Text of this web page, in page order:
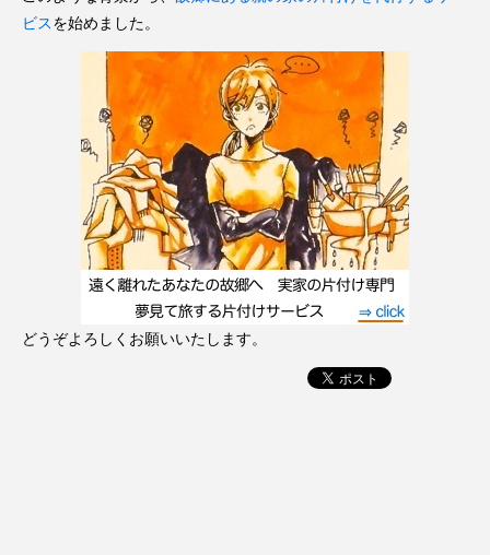
ビスを始めました。
どうぞよろしくお願いいたします。